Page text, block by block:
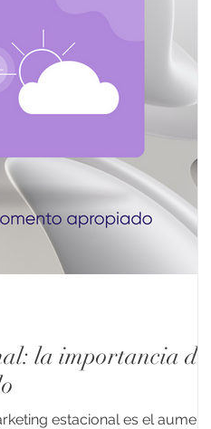
la importancia del
estacional es el aumento